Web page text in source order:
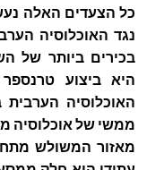
כל הצעדים האלה
נגד האוכלוסיה
בכירים ביותר של
היא ביצוע
האוכלוסיה
ממשי של אוכלוסיה
מאזור המשולש